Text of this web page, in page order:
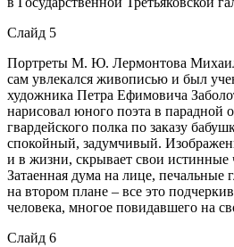
Слайд 5
Портреты М. Ю. Лермонтова
сам увлекался живописью и был
художника Петра Ефимовича
нарисовал юного поэта в парадной
гвардейского полка по заказу
спокойный, задумчивый.
и в жизни, скрывает свои истинные
Затаенная дума на лице, печальные
на втором плане – все это
человека, многое повидавшего на
Слайд 6